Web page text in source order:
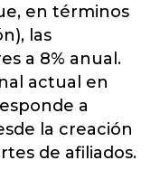
en términos
las
a 8% anual.
actual en
a
la creación
de afiliados.